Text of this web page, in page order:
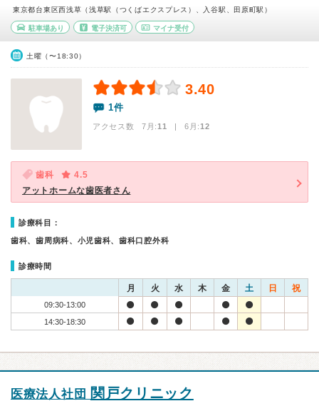
東京都台東区西浅草（浅草駅（つくばエクスプレス）、入谷駅、田原町駅）
駐車場あり 電子決済可 マイナ受付
土曜（〜18:30）
3.40
1件
アクセス数 7月:11 | 6月:12
歯科
4.5
アットホームな歯医者さん
診療科目：
歯科、歯周病科、小児歯科、歯科口腔外科
診療時間
月 火 水 木 金 土 日 祝
09:30-13:00
14:30-18:30
医療法人社団 関戸クリニック